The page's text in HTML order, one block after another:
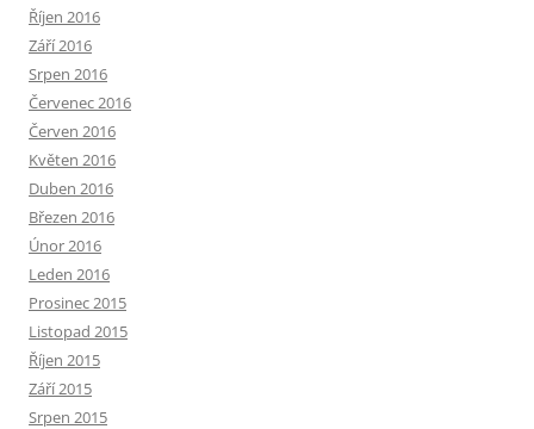
Říjen 2016
Září 2016
Srpen 2016
Červenec 2016
Červen 2016
Květen 2016
Duben 2016
Březen 2016
Únor 2016
Leden 2016
Prosinec 2015
Listopad 2015
Říjen 2015
Září 2015
Srpen 2015